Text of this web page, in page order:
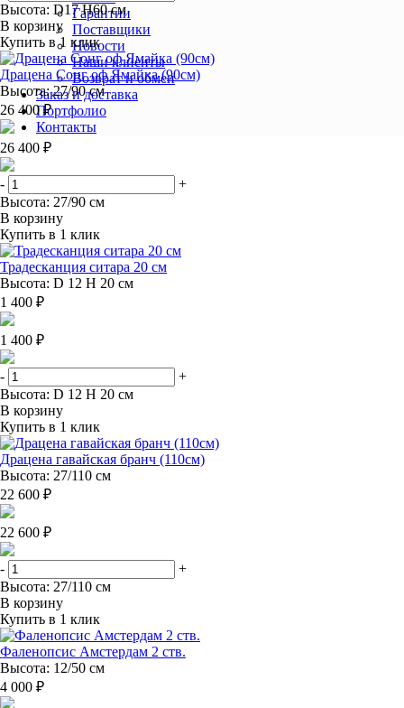
Гарантии
Поставщики
Новости
Наши клиенты
Возврат и обмен
Заказ и доставка
Портфолио
Контакты
Высота: D17 H60 см
В корзину
Купить в 1 клик
Драцена Сонг оф Ямайка (90см)
Высота: 27/90 см
26 400 ₽
26 400 ₽
-
+
Высота: 27/90 см
В корзину
Купить в 1 клик
Традесканция ситара 20 см
Высота: D 12 H 20 см
1 400 ₽
1 400 ₽
-
+
Высота: D 12 H 20 см
В корзину
Купить в 1 клик
Драцена гавайская бранч (110см)
Высота: 27/110 см
22 600 ₽
22 600 ₽
-
+
Высота: 27/110 см
В корзину
Купить в 1 клик
Фаленопсис Амстердам 2 ств.
Высота: 12/50 см
4 000 ₽